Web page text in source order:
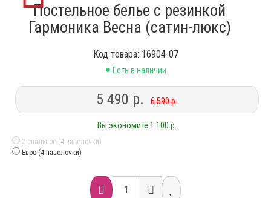
Постельное белье с резинкой
Гармоника Весна (сатин-люкс)
Код товара: 16904-07
• Есть в наличии
5 490 р. 6 590 р.
Вы экономите 1 100 р.
2 спальное (4 наволочки)
Евро (4 наволочки)